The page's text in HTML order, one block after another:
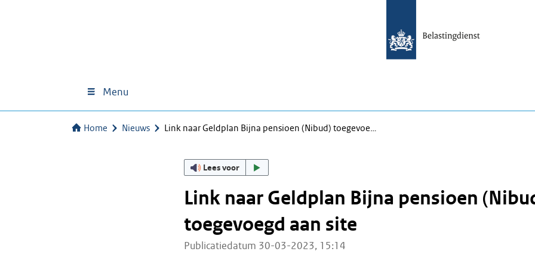
Menu
Home Nieuws Link naar Geldplan Bijna pensioen (Nibud) toegevoe…
Lees voor
Link naar Geldplan Bijna pensioen
toegevoegd aan site
Publicatiedatum 30-03-2023, 15:14